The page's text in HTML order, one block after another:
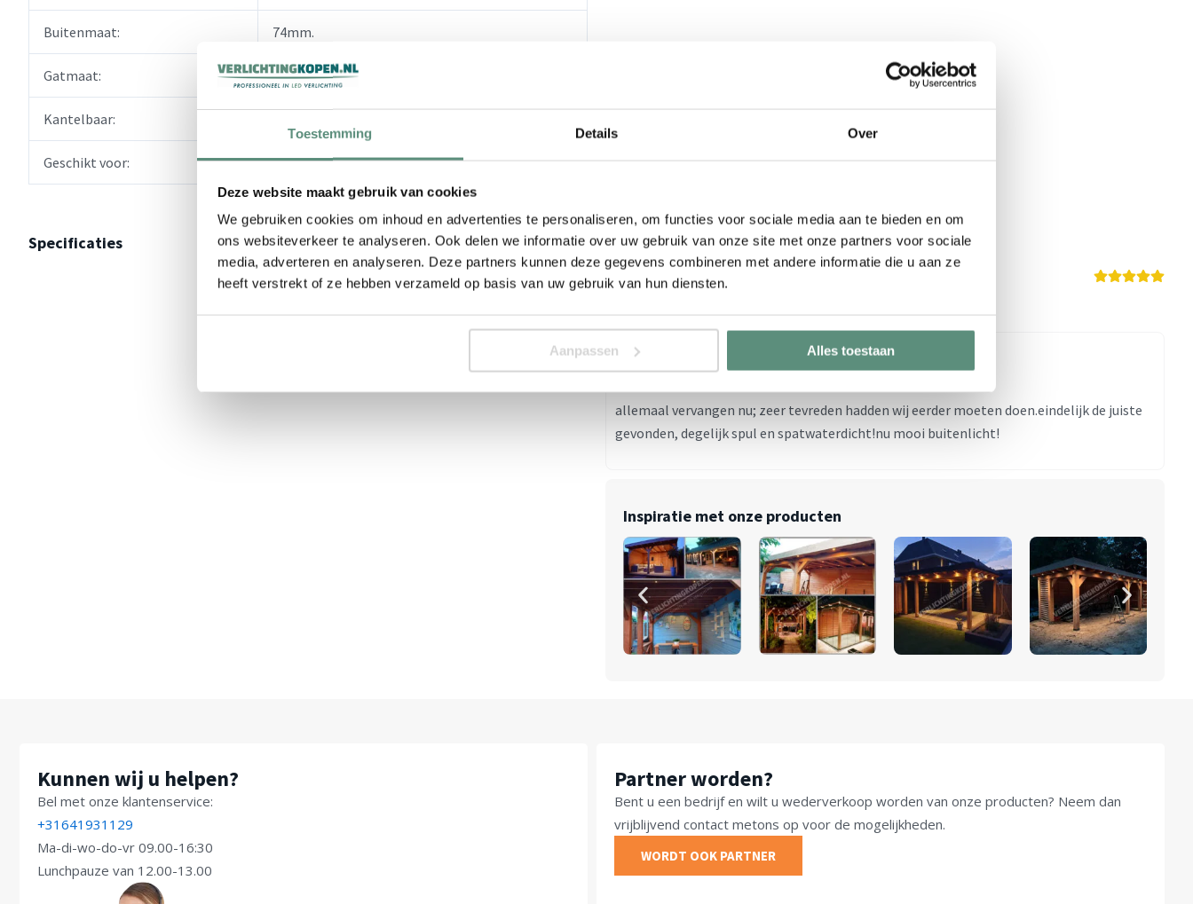
Toestemming Details Over
Deze website maakt gebruik van cookies
We gebruiken cookies om inhoud en advertenties te personaliseren, om functies voor sociale media aan te bieden en om
ons websiteverkeer te analyseren. Ook delen we informatie over uw gebruik van onze site met onze partners voor sociale
media, adverteren en analyseren. Deze partners kunnen deze gegevens combineren met andere informatie die u aan ze
heeft verstrekt of ze hebben verzameld op basis van uw gebruik van hun diensten.
Aanpassen Alles toestaan
Buitenmaat: 74mm.
Gatmaat: 60mm.
Kantelbaar:
Geschikt voor: MR16 en GU10 halogeen en ledspots.
Specificaties Reviews
1 Review
harrie a
allemaal vervangen nu; zeer tevreden hadden wij eerder moeten doen.eindelijk de juiste
gevonden, degelijk spul en spatwaterdicht!nu mooi buitenlicht!
Inspiratie met onze producten
Kunnen wij u helpen?
Bel met onze klantenservice:
+31641931129
Ma-di-wo-do-vr 09.00-16:30
Lunchpauze van 12.00-13.00
Partner worden?
Bent u een bedrijf en wilt u wederverkoop worden van onze producten? Neem dan
vrijblijvend contact metons op voor de mogelijkheden.
WORDT OOK PARTNER